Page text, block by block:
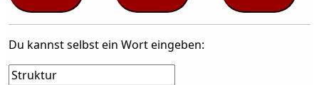
Du kannst selbst ein Wort eingeben: